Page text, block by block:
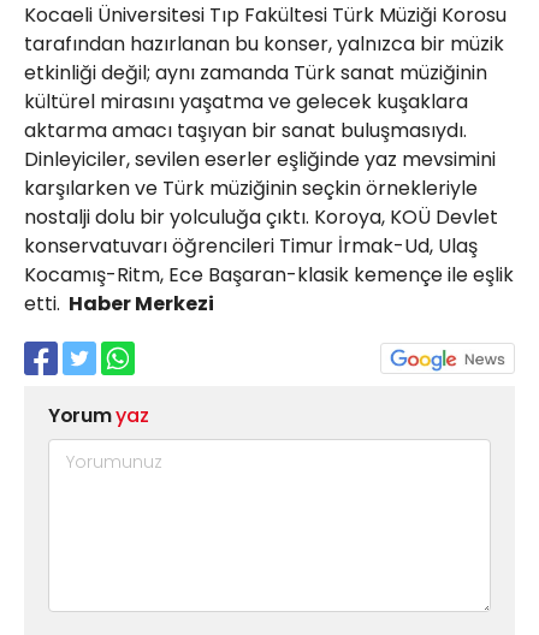
Kocaeli Üniversitesi Tıp Fakültesi Türk Müziği Korosu
tarafından hazırlanan bu konser, yalnızca bir müzik
etkinliği değil; aynı zamanda Türk sanat müziğinin
kültürel mirasını yaşatma ve gelecek kuşaklara
aktarma amacı taşıyan bir sanat buluşmasıydı.
Dinleyiciler, sevilen eserler eşliğinde yaz mevsimini
karşılarken ve Türk müziğinin seçkin örnekleriyle
nostalji dolu bir yolculuğa çıktı. Koroya, KOÜ Devlet
konservatuvarı öğrencileri Timur İrmak-Ud, Ulaş
Kocamış-Ritm, Ece Başaran-klasik kemençe ile eşlik
etti. Haber Merkezi
Yorumyaz